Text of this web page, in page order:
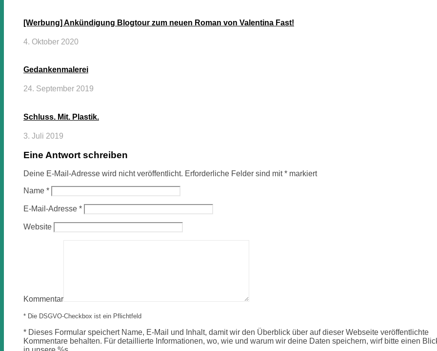
[Werbung] Ankündigung Blogtour zum neuen Roman von Valentina Fast!
4. Oktober 2020
Gedankenmalerei
24. September 2019
Schluss. Mit. Plastik.
3. Juli 2019
Eine Antwort schreiben
Deine E-Mail-Adresse wird nicht veröffentlicht. Erforderliche Felder sind mit* markiert
Name *
E-Mail-Adresse *
Website
Kommentar
* Die DSGVO-Checkbox ist ein Pflichtfeld
* Dieses Formular speichert Name, E-Mail und Inhalt, damit wir den Überblick über auf dieser Webseite veröffentlichte
Kommentare behalten. Für detaillierte Informationen, wo, wie und warum wir deine Daten speichern, wirf bitte einen